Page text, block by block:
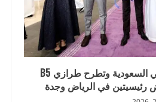
الفطيم تطلق DENZA في السعودية وتطرح طرازي B5